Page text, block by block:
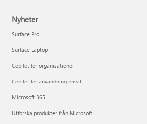
Nyheter
Surface Pro
Surface Laptop
Copilot för organisationer
Copilot för användning privat
Microsoft 365
Utforska produkter från Microsoft